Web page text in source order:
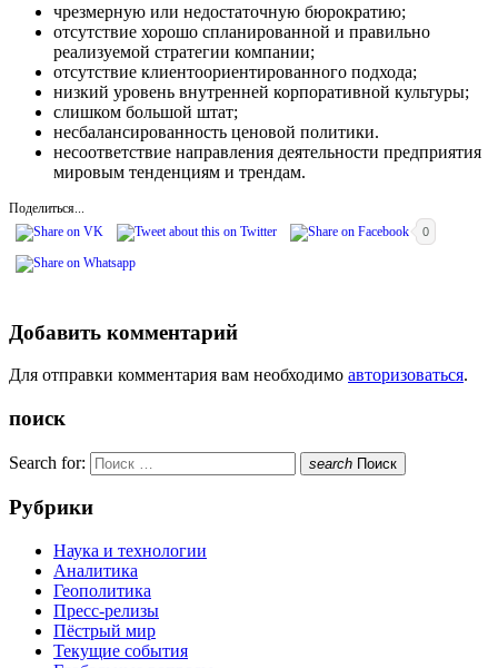
чрезмерную или недостаточную бюрократию;
отсутствие хорошо спланированной и правильно
реализуемой стратегии компании;
отсутствие клиентоориентированного подхода;
низкий уровень внутренней корпоративной культуры;
слишком большой штат;
несбалансированность ценовой политики.
несоответствие направления деятельности предприятия
мировым тенденциям и трендам.
Поделиться...
0
Добавить комментарий
Для отправки комментария вам необходимо авторизоваться.
поиск
Search for: search Поиск
Рубрики
Наука и технологии
Аналитика
Геополитика
Пресс-релизы
Пёстрый мир
Текущие события